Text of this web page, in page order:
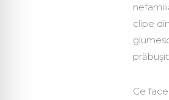
clipe
Ce